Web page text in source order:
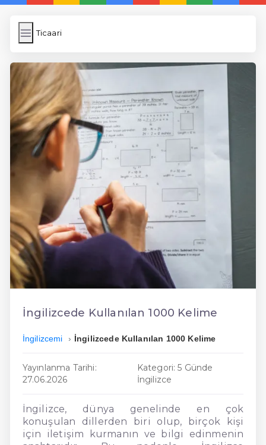
Ticaari
Ticaari
Subir Imagen
Wordpress Cache
Anasayfa
5 Günde İngilizce
İngilizce
Dil Eğitimi
En Hızlı İngilizce
En Kolay İngilizce
En Uygun İngilizce
Hızlı İngilizce
İngilizcede Kullanılan 1000 Kelime
İngilizcemi İngilizcede Kullanılan 1000 Kelime
Yayınlanma Tarihi:
27.06.2026
Kategori: 5 Günde
İngilizce
İngilizce, dünya genelinde en çok
konuşulan dillerden biri olup, birçok kişi
için iletişim kurmanın ve bilgi edinmenin